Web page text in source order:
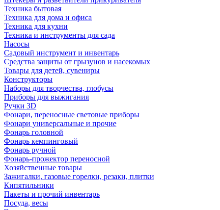
Техника бытовая
Техника для дома и офиса
Техника для кухни
Техника и инструменты для сада
Насосы
Садовый инструмент и инвентарь
Средства защиты от грызунов и насекомых
Товары для детей, сувениры
Конструкторы
Наборы для творчества, глобусы
Приборы для выжигания
Ручки 3D
Фонари, переносные световые приборы
Фонари универсальные и прочие
Фонарь головной
Фонарь кемпинговый
Фонарь ручной
Фонарь-прожектор переносной
Хозяйственные товары
Зажигалки, газовые горелки, резаки, плитки
Кипятильники
Пакеты и прочий инвентарь
Посуда, весы